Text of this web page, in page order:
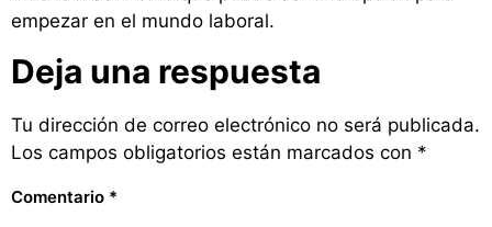
empezar en el mundo laboral.
Deja una respuesta
Tu dirección de correo electrónico no será publicada.
Los campos obligatorios están marcados con *
Comentario *